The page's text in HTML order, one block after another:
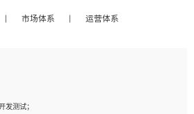
市场体系 运营体系
发测试；